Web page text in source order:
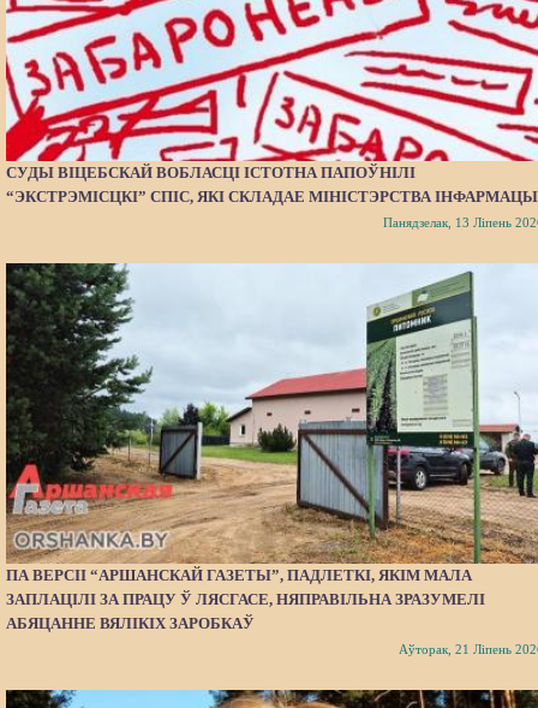
СУДЫ ВІЦЕБСКАЙ ВОБЛАСЦІ ІСТОТНА ПАПОЎНІЛІ
“ЭКСТРЭМІСЦКІ” СПІС, ЯКІ СКЛАДАЕ МІНІСТЭРСТВА
Панядзелак, 13 Ліпень
ПА ВЕРСІІ “АРШАНСКАЙ ГАЗЕТЫ”, ПАДЛЕТКІ, ЯКІМ МАЛА
ЗАПЛАЦІЛІ ЗА ПРАЦУ Ў ЛЯСГАСЕ, НЯПРАВІЛЬНА ЗРАЗУМЕЛІ
АБЯЦАННЕ ВЯЛІКІХ ЗАРОБКАЎ
Аўторак, 21 Ліпень